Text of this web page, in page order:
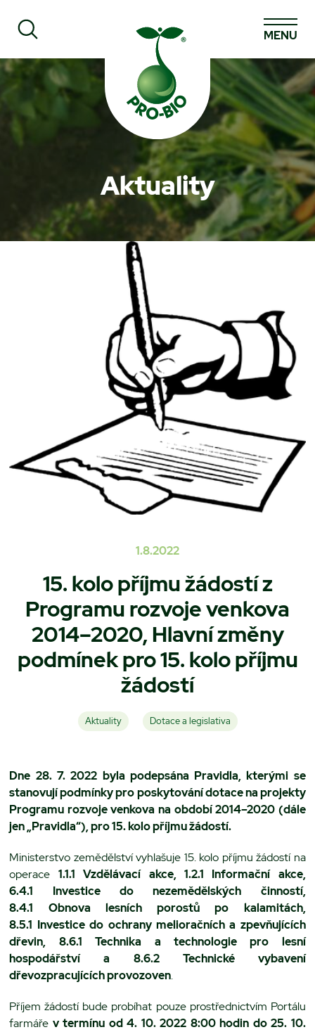
Prohledat PRO-BIO
MENU
Aktuality
1.8.2022
15. kolo příjmu žádostí z
Programu rozvoje venkova
2014–2020, Hlavní změny
podmínek pro 15. kolo příjmu
žádostí
Aktuality Dotace a legislativa
Dne 28. 7. 2022 byla podepsána Pravidla, kterými se
stanovují podmínky pro poskytování dotace na projekty
Programu rozvoje venkova na období 2014–2020 (dále
jen „Pravidla“), pro 15. kolo příjmu žádostí.
Ministerstvo zemědělství vyhlašuje 15. kolo příjmu žádostí na
operace 1.1.1 Vzdělávací akce, 1.2.1 Informační akce,
6.4.1 Investice do nezemědělských činností,
8.4.1 Obnova lesních porostů po kalamitách,
8.5.1 Investice do ochrany melioračních a zpevňujících
dřevin, 8.6.1 Technika a technologie pro lesní
hospodářství a 8.6.2 Technické vybavení
dřevozpracujících provozoven.
Příjem žádostí bude probíhat pouze prostřednictvím Portálu
farmáře v termínu od 4. 10. 2022 8:00 hodin do 25. 10.